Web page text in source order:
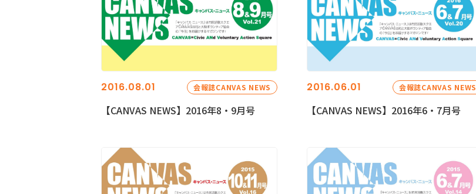
2016.08.01 会報誌CANVAS NEWS
【CANVAS NEWS】2016年8・9月号
2016.06.01 会報誌CANVAS NEWS
【CANVAS NEWS】2016年6・7月号